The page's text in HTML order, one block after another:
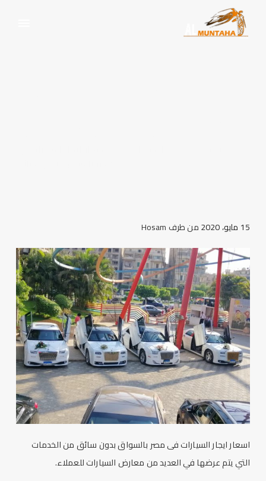
15 مايو، 2020 من طرف Hosam
اسعار ايجار السيارات فى مصر بالسواق بدون سائق من الخدمات
التي يتم عرضها في العديد من معارض السيارات للعملاء.